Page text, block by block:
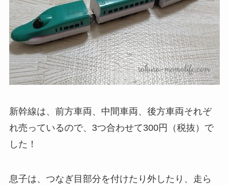
新幹線は、前方車両、中間車両、後方車両それぞ
れ売っているので、3つ合わせて300円（税抜）で
した！
息子は、つなぎ目部分を付けたり外したり、走ら